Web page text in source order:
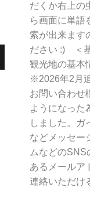
だくか右上の
ら画面に単語
索が出来ます
ださい :) ＜
観光地の基本
※2026年2月
お問い合わせ
ようになった
しました。ガ
などメッセー
ムなどのSNS
あるメールア
連絡いただけ